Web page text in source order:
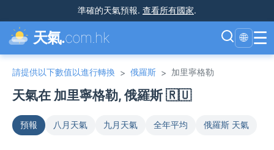
準確的天氣預報. 查看所有國家.
天氣.com.hk 🌐 ☰
請提供以下數值以進行轉換 > 俄羅斯 > 加里寧格勒
天氣在 加里寧格勒, 俄羅斯 🇷🇺
預報 八月天氣 九月天氣 全年平均 俄羅斯 天氣